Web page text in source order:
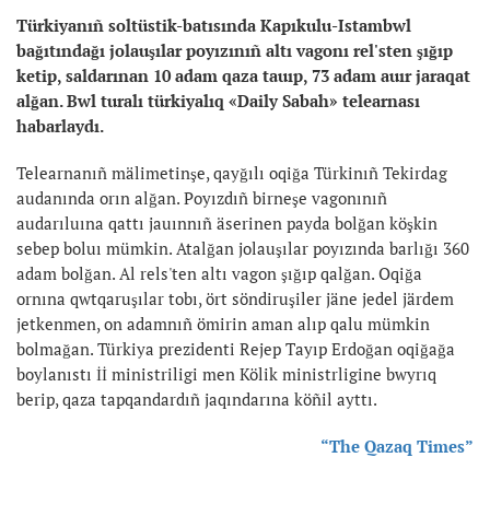
Türkiyanıñ soltüstik-batısında Kapıkulu-Istambwl
bağıtındağı jolauşılar poyızınıñ altı vagonı rel'sten şığıp
ketip, saldarınan 10 adam qaza tauıp, 73 adam auır jaraqat
alğan. Bwl turalı türkiyalıq «Daily Sabah» telearnası
habarlaydı.
Telearnanıñ mälimetinşe, qayğılı oqiğa Türkinıñ Tekirdag
audanında orın alğan. Poyızdıñ birneşe vagonınıñ
audarıluına qattı jauınnıñ äserinen payda bolğan köşkin
sebep boluı mümkin. Atalğan jolauşılar poyızında barlığı 360
adam bolğan. Al rels'ten altı vagon şığıp qalğan. Oqiğa
ornına qwtqaruşılar tobı, ört söndiruşiler jäne jedel järdem
jetkenmen, on adamnıñ ömirin aman alıp qalu mümkin
bolmağan. Türkiya prezidenti Rejep Tayıp Erdoğan oqiğağa
boylanıstı İİ ministriligi men Kölik ministrligine bwyrıq
berip, qaza tapqandardıñ jaqındarına köñil ayttı.
“The Qazaq Times”